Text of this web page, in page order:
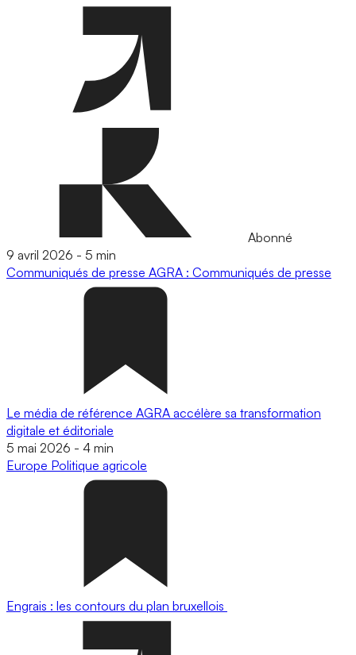
Abonné
9 avril 2026 - 5 min
Communiqués de presse AGRA : Communiqués de presse
Le média de référence AGRA accélère sa transformation
digitale et éditoriale
5 mai 2026 - 4 min
Europe Politique agricole
Engrais : les contours du plan bruxellois